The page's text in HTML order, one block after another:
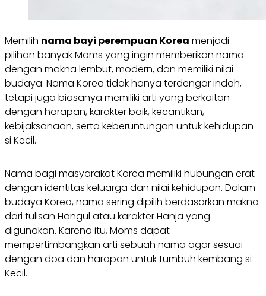
Memilih nama bayi perempuan Korea menjadi
pilihan banyak Moms yang ingin memberikan nama
dengan makna lembut, modern, dan memiliki nilai
budaya. Nama Korea tidak hanya terdengar indah,
tetapi juga biasanya memiliki arti yang berkaitan
dengan harapan, karakter baik, kecantikan,
kebijaksanaan, serta keberuntungan untuk kehidupan
si Kecil.
Nama bagi masyarakat Korea memiliki hubungan erat
dengan identitas keluarga dan nilai kehidupan. Dalam
budaya Korea, nama sering dipilih berdasarkan makna
dari tulisan Hangul atau karakter Hanja yang
digunakan. Karena itu, Moms dapat
mempertimbangkan arti sebuah nama agar sesuai
dengan doa dan harapan untuk tumbuh kembang si
Kecil.